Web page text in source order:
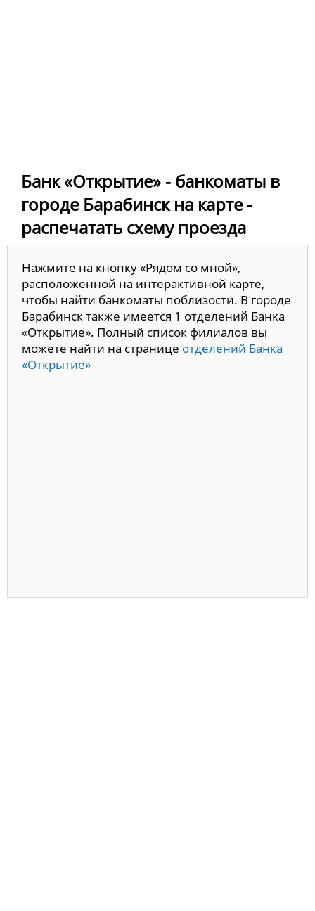
Банк «Открытие» - банкоматы в
городе Барабинск на карте -
распечатать схему проезда
Нажмите на кнопку «Рядом со мной»,
расположенной на интерактивной карте,
чтобы найти банкоматы поблизости. В городе
Барабинск также имеется 1 отделений Банка
«Открытие». Полный список филиалов вы
можете найти на странице отделений Банка
«Открытие»